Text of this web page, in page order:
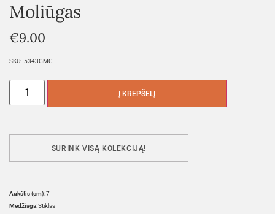
Moliūgas
€9.00
SKU: 5343GMC
Į KREPŠELĮ
SURINK VISĄ KOLEKCIJĄ!
Aukštis (cm):7
Medžiaga:Stiklas